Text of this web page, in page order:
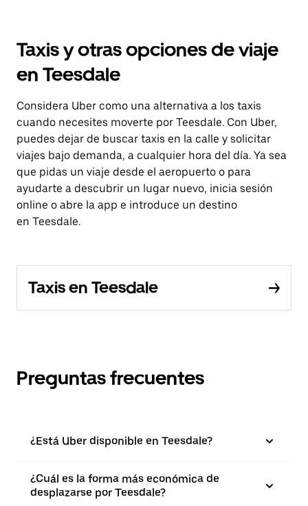
Taxis y otras opciones de viaje
en Teesdale
Considera Uber como una alternativa a los taxis
cuando necesites moverte por Teesdale. Con Uber,
puedes dejar de buscar taxis en la calle y solicitar
viajes bajo demanda, a cualquier hora del día. Ya sea
que pidas un viaje desde el aeropuerto o para
ayudarte a descubrir un lugar nuevo, inicia sesión
online o abre la app e introduce un destino
en Teesdale.
Taxis en Teesdale
Preguntas frecuentes
¿Está Uber disponible en Teesdale?
¿Cuál es la forma más económica de
desplazarse por Teesdale?